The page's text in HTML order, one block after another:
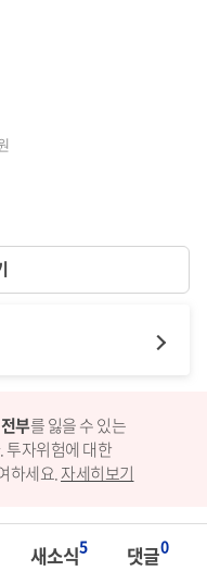
부를 잃을 수 있는
투자위험에 대한
하세요.자세히보기
새소식5 댓글0